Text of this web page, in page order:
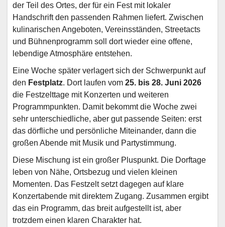
der Teil des Ortes, der für ein Fest mit lokaler
Handschrift den passenden Rahmen liefert. Zwischen
kulinarischen Angeboten, Vereinsständen, Streetacts
und Bühnenprogramm soll dort wieder eine offene,
lebendige Atmosphäre entstehen.
Eine Woche später verlagert sich der Schwerpunkt auf
den Festplatz. Dort laufen vom 25. bis 28. Juni 2026
die Festzelttage mit Konzerten und weiteren
Programmpunkten. Damit bekommt die Woche zwei
sehr unterschiedliche, aber gut passende Seiten: erst
das dörfliche und persönliche Miteinander, dann die
großen Abende mit Musik und Partystimmung.
Diese Mischung ist ein großer Pluspunkt. Die Dorftage
leben von Nähe, Ortsbezug und vielen kleinen
Momenten. Das Festzelt setzt dagegen auf klare
Konzertabende mit direktem Zugang. Zusammen ergibt
das ein Programm, das breit aufgestellt ist, aber
trotzdem einen klaren Charakter hat.